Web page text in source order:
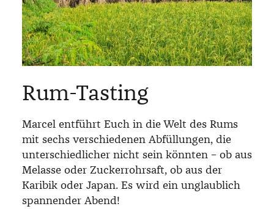
Rum-Tasting
Marcel entführt Euch in die Welt des Rums
mit sechs verschiedenen Abfüllungen, die
unterschiedlicher nicht sein könnten – ob aus
Melasse oder Zuckerrohrsaft, ob aus der
Karibik oder Japan. Es wird ein unglaublich
spannender Abend!